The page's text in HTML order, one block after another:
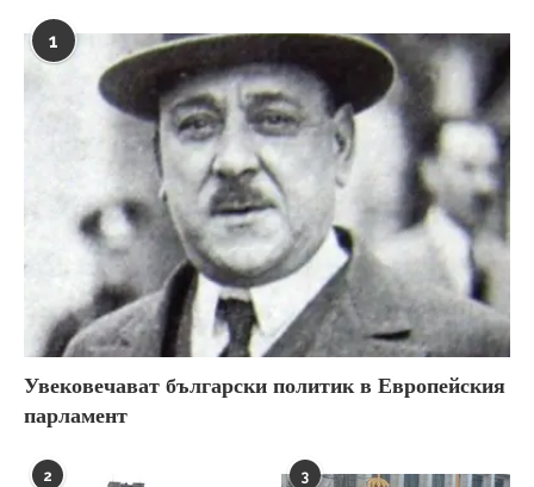
1
Увековечават български политик в Европейския
парламент
2 3